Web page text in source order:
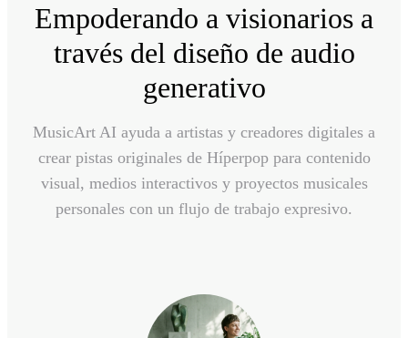
Empoderando a visionarios a
través del diseño de audio
generativo
MusicArt AI ayuda a artistas y creadores digitales a
crear pistas originales de Híperpop para contenido
visual, medios interactivos y proyectos musicales
personales con un flujo de trabajo expresivo.